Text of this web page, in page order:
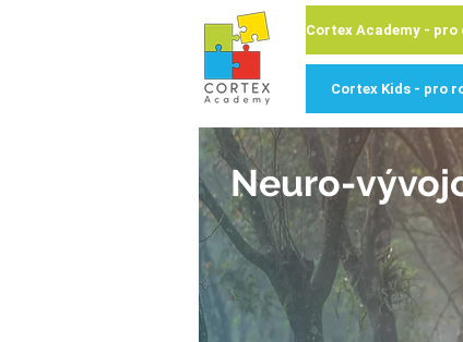
Cortex Kids - pro
Neuro-